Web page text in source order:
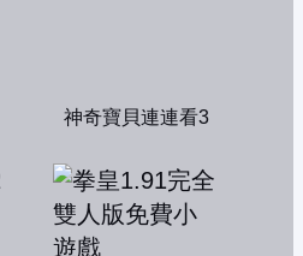
神奇寶貝連連看3